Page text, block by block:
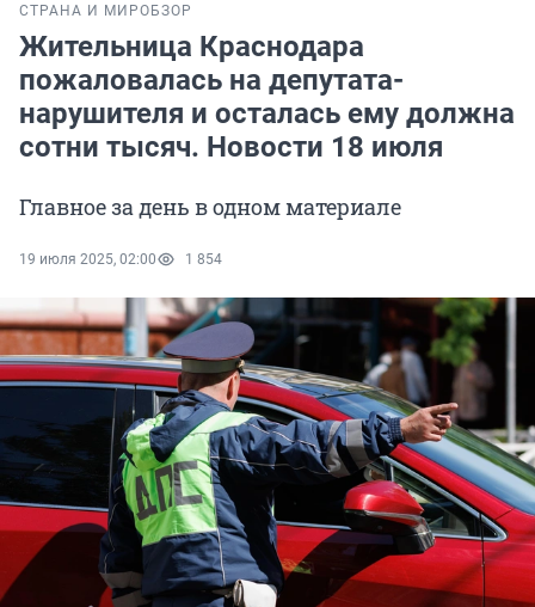
СТРАНА И МИРОБЗОР
Жительница Краснодара
пожаловалась на депутата-
нарушителя и осталась ему должна
сотни тысяч. Новости 18 июля
Главное за день в одном материале
19 июля 2025, 02:00 1 854